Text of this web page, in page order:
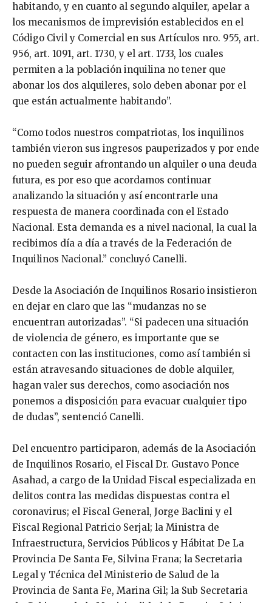
habitando, y en cuanto al segundo alquiler, apelar a
los mecanismos de imprevisión establecidos en el
Código Civil y Comercial en sus Artículos nro. 955, art.
956, art. 1091, art. 1730, y el art. 1733, los cuales
permiten a la población inquilina no tener que
abonar los dos alquileres, solo deben abonar por el
que están actualmente habitando”.
“Como todos nuestros compatriotas, los inquilinos
también vieron sus ingresos pauperizados y por ende
no pueden seguir afrontando un alquiler o una deuda
futura, es por eso que acordamos continuar
analizando la situación y así encontrarle una
respuesta de manera coordinada con el Estado
Nacional. Esta demanda es a nivel nacional, la cual la
recibimos día a día a través de la Federación de
Inquilinos Nacional.” concluyó Canelli.
Desde la Asociación de Inquilinos Rosario insistieron
en dejar en claro que las “mudanzas no se
encuentran autorizadas”. “Si padecen una situación
de violencia de género, es importante que se
contacten con las instituciones, como así también si
están atravesando situaciones de doble alquiler,
hagan valer sus derechos, como asociación nos
ponemos a disposición para evacuar cualquier tipo
de dudas”, sentenció Canelli.
Del encuentro participaron, además de la Asociación
de Inquilinos Rosario, el Fiscal Dr. Gustavo Ponce
Asahad, a cargo de la Unidad Fiscal especializada en
delitos contra las medidas dispuestas contra el
coronavirus; el Fiscal General, Jorge Baclini y el
Fiscal Regional Patricio Serjal; la Ministra de
Infraestructura, Servicios Públicos y Hábitat De La
Provincia De Santa Fe, Silvina Frana; la Secretaria
Legal y Técnica del Ministerio de Salud de la
Provincia de Santa Fe, Marina Gil; la Sub Secretaria